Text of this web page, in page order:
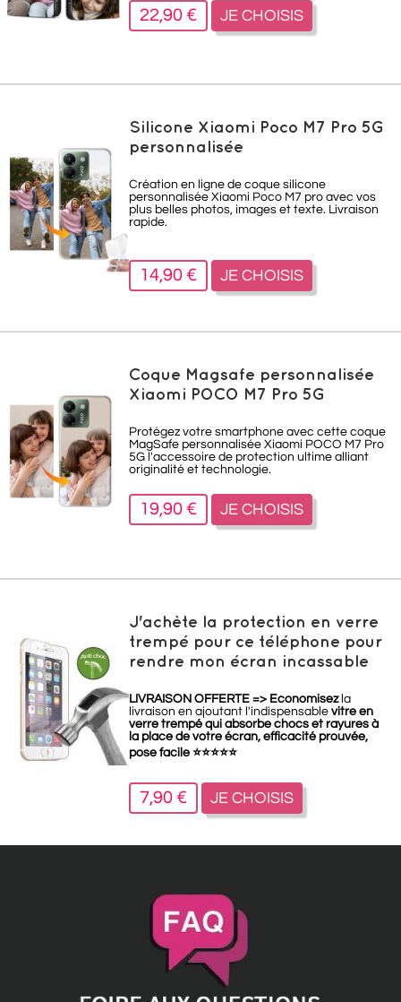
22,90 € JE CHOISIS
Silicone Xiaomi Poco M7 Pro 5G
personnalisée
Création en ligne de coque silicone
personnalisée Xiaomi Poco M7 pro avec vos
plus belles photos, images et texte. Livraison
rapide.
14,90 € JE CHOISIS
Coque Magsafe personnalisée
Xiaomi POCO M7 Pro 5G
Protégez votre smartphone avec cette coque
MagSafe personnalisée Xiaomi POCO M7 Pro
5G l'accessoire de protection ultime alliant
originalité et technologie.
19,90 € JE CHOISIS
J'achète la protection en verre
trempé pour ce téléphone pour
rendre mon écran incassable
LIVRAISON OFFERTE => Economisezla
livraison en ajoutant l'indispensable vitre en
verre trempé qui absorbe chocs et rayures à
la place de votre écran, efficacité prouvée,
pose facile ⭐⭐⭐⭐⭐
7,90 € JE CHOISIS